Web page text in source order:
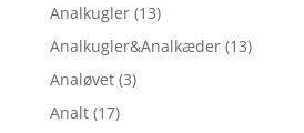
Analkugler (13)
Analkugler&Analkæder (13)
Analøvet (3)
Analt (17)